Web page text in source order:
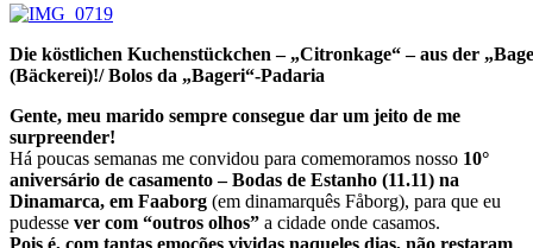
Die köstlichen Kuchenstückchen – „Citronkage“ – aus der
(Bäckerei)!/ Bolos da „Bageri“-Padaria
Gente, meu marido sempre consegue dar um jeito de me
surpreender!
Há poucas semanas me convidou para comemoramos nosso 10°
aniversário de casamento – Bodas de Estanho (11.11) na
Dinamarca, em Faaborg (em dinamarquês Fåborg), para que eu
pudesse ver com “outros olhos” a cidade onde casamos.
Pois é, com tantas emoções vividas naqueles dias, não restaram